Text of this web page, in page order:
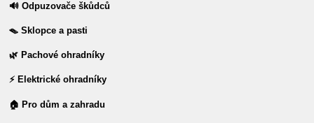
🔊 Odpuzovače škůdců
🪤 Sklopce a pasti
🌿 Pachové ohradníky
⚡ Elektrické ohradníky
🏠 Pro dům a zahradu